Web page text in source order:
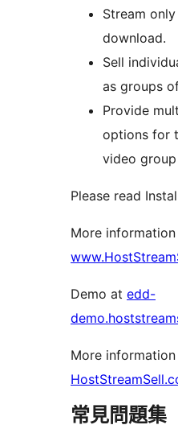
Stream
download.
Sell
as groups
Provide
options for
video group
Please read
More
Demo at edd-
More
常見問題集